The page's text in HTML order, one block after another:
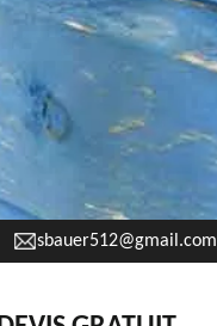
sbauer512@gmail.com